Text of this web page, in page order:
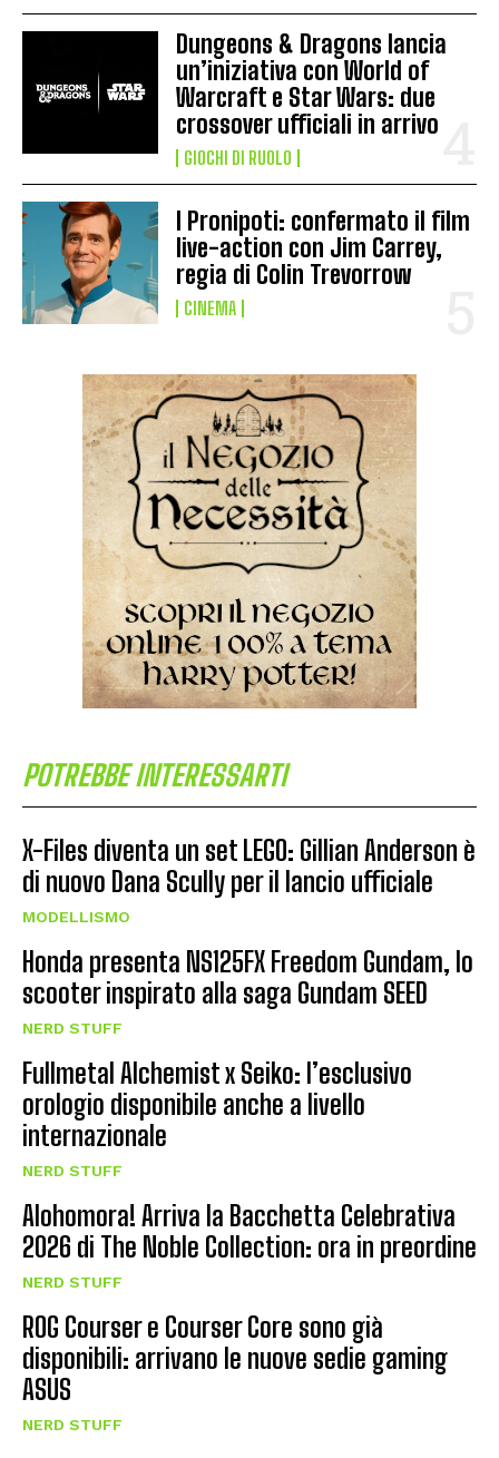
Dungeons & Dragons lancia
un’iniziativa con World of
Warcraft e Star Wars: due
crossover ufficiali in arrivo
GIOCHI DI RUOLO
I Pronipoti: confermato il film
live-action con Jim Carrey,
regia di Colin Trevorrow
CINEMA
POTREBBE INTERESSARTI
X-Files diventa un set LEGO: Gillian Anderson è
di nuovo Dana Scully per il lancio ufficiale
MODELLISMO
Honda presenta NS125FX Freedom Gundam, lo
scooter inspirato alla saga Gundam SEED
NERD STUFF
Fullmetal Alchemist x Seiko: l’esclusivo
orologio disponibile anche a livello
internazionale
NERD STUFF
Alohomora! Arriva la Bacchetta Celebrativa
2026 di The Noble Collection: ora in preordine
NERD STUFF
ROG Courser e Courser Core sono già
disponibili: arrivano le nuove sedie gaming
ASUS
NERD STUFF